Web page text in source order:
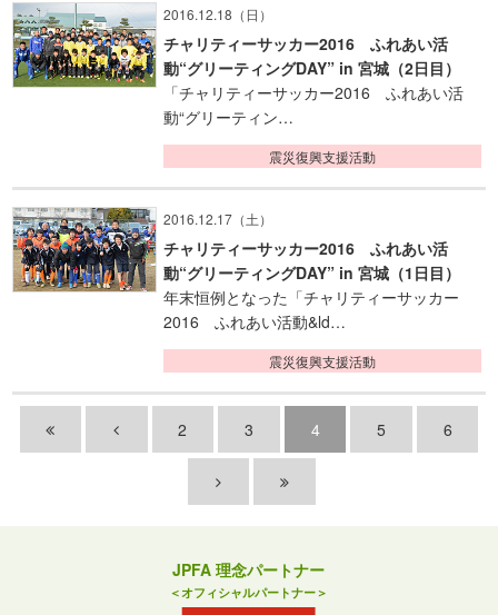
2016.12.18（日）
チャリティーサッカー2016 ふれあい活
動“グリーティングDAY” in 宮城（2日目）
「チャリティーサッカー2016 ふれあい活
動“グリーティン…
震災復興支援活動
2016.12.17（土）
チャリティーサッカー2016 ふれあい活
動“グリーティングDAY” in 宮城（1日目）
年末恒例となった「チャリティーサッカー
2016 ふれあい活動&ld…
震災復興支援活動
2 3 4 5 6
JPFA 理念パートナー
＜オフィシャルパートナー＞